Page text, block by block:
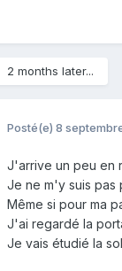
2 months later...
Posté(e) 8
J'arrive un peu en
Je ne m'y suis pas
Même si pour ma
J'ai regardé la
Je vais étudié la